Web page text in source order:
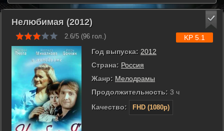
Нелюбимая (2012)
2.6/5 (96 гол.)
Год выпуска: 2012
Страна: Россия
Жанр: Мелодрамы
Продолжительность: 3 ч
Качество:
FHD (1080p)
KP 5.1